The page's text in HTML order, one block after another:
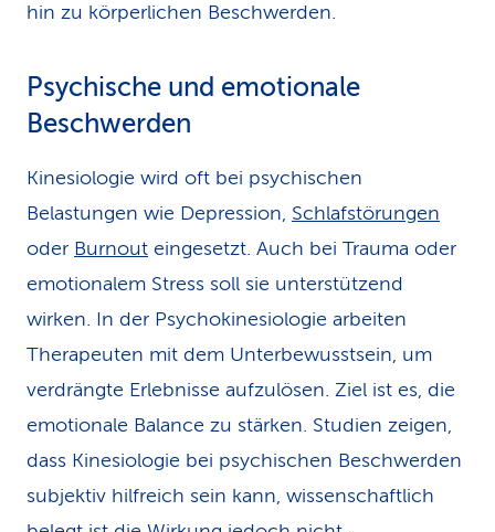
hin zu körperlichen Beschwerden.
Psychische und emotionale
Beschwerden
Kinesiologie wird oft bei psychischen
Belastungen wie Depression, Schlafstörungen
oder Burnout eingesetzt. Auch bei Trauma oder
emotionalem Stress soll sie unterstützend
wirken. In der Psychokinesiologie arbeiten
Therapeuten mit dem Unterbewusstsein, um
verdrängte Erlebnisse aufzulösen. Ziel ist es, die
emotionale Balance zu stärken. Studien zeigen,
dass Kinesiologie bei psychischen Beschwerden
subjektiv hilfreich sein kann, wissenschaftlich